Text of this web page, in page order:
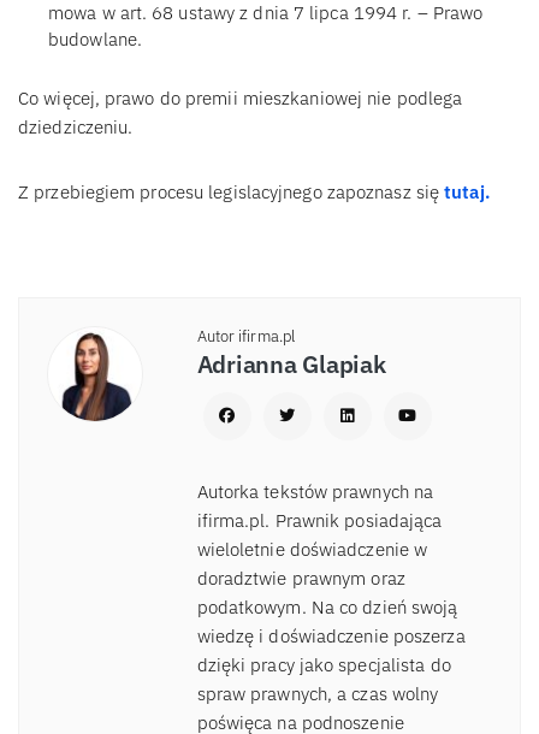
mowa w art. 68 ustawy z dnia 7 lipca 1994 r. – Prawo
budowlane.
Co więcej, prawo do premii mieszkaniowej nie podlega
dziedziczeniu.
Z przebiegiem procesu legislacyjnego zapoznasz siętutaj.
Autor ifirma.pl
Adrianna Glapiak
Autorka tekstów prawnych na
ifirma.pl. Prawnik posiadająca
wieloletnie doświadczenie w
doradztwie prawnym oraz
podatkowym. Na co dzień swoją
wiedzę i doświadczenie poszerza
dzięki pracy jako specjalista do
spraw prawnych, a czas wolny
poświęca na podnoszenie